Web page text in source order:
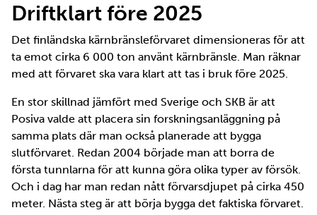
Driftklart före 2025
Det finländska kärnbränsleförvaret dimensioneras för att
ta emot cirka 6 000 ton använt kärnbränsle. Man räknar
med att förvaret ska vara klart att tas i bruk före 2025.
En stor skillnad jämfört med Sverige och SKB är att
Posiva valde att placera sin forskningsanläggning på
samma plats där man också planerade att bygga
slutförvaret. Redan 2004 började man att borra de
första tunnlarna för att kunna göra olika typer av försök.
Och i dag har man redan nått förvarsdjupet på cirka 450
meter. Nästa steg är att börja bygga det faktiska förvaret.